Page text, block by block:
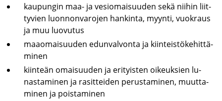
kau­pun­gin maa- ja ve­sio­mai­suu­den sekä nii­hin liit­
ty­vien luon­non­va­ro­jen han­kin­ta, myyn­ti, vuo­kraus
ja muu luo­vu­tus
maa­omai­suu­den edun­val­von­ta ja kiin­teis­tö­ke­hit­tä­
mi­nen
kiin­teän omai­suu­den ja eri­tyis­ten oi­keuk­sien lu­
nas­ta­mi­nen ja ra­sit­tei­den pe­rus­ta­mi­nen, muut­ta­
mi­nen ja pois­ta­mi­nen